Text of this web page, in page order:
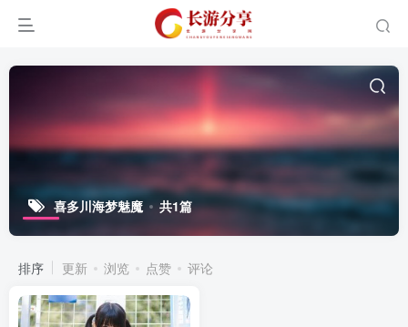
喜多川海梦魅魔 共1篇
排序 更新 浏览 点赞 评论